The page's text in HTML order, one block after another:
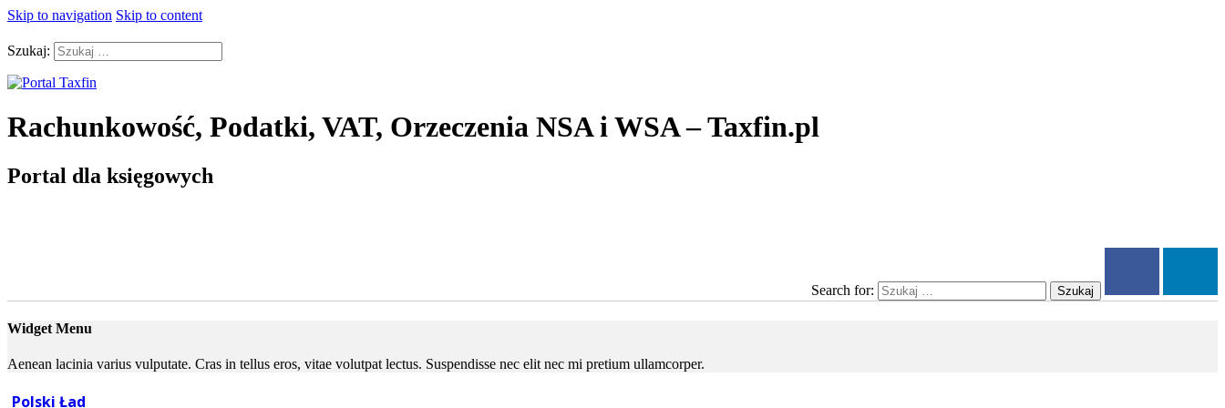
Skip to navigation Skip to content
Szukaj:
Rachunkowość, Podatki, VAT, Orzeczenia NSA i WSA – Taxfin.pl
Portal dla księgowych
Search for: Szukaj
Widget Menu
Aenean lacinia varius vulputate. Cras in tellus eros, vitae volutpat lectus. Suspendisse nec elit nec mi pretium ullamcorper.
Polski Ład